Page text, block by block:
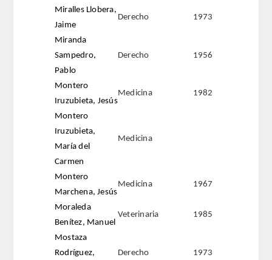
Miralles Llobera,
Jaime
Derecho 1973
Miranda
Sampedro,
Pablo
Derecho 1956
Montero
Iruzubieta, Jesús
Medicina 1982
Montero
Iruzubieta,
María del
Carmen
Medicina
Montero
Marchena, Jesús
Medicina 1967
Moraleda
Benítez, Manuel
Veterinaria 1985
Mostaza
Rodríguez,
Derecho 1973